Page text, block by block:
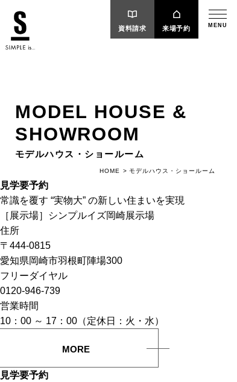
MENU
資料請求 来場予約
MODEL HOUSE &
SHOWROOM
モデルハウス・ショールーム
HOME モデルハウス・ショールーム
見学要予約
常識を覆す “実物大” の新しい住まいを実現
［展示場］シンプルイズ岡崎展示場
住所
〒444-0815
愛知県岡崎市羽根町陣場300
フリーダイヤル
0120-946-739
営業時間
10：00 ～ 17：00（定休日：火・水）
MORE
見学要予約